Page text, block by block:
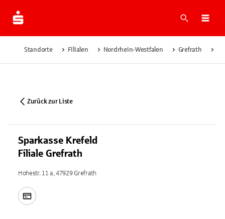
Suche
Standorte Filialen Nordrhein-Westfalen Grefrath
Zurück zur Liste
Sparkasse Krefeld
Filiale Grefrath
Hohestr. 11 a, 47929 Grefrath